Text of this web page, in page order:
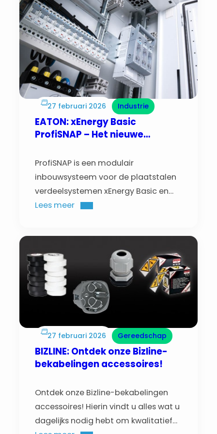
27 februari 2026 Industrie
EATON: xEnergy Basic
ProfiSNAP – Het nieuwe
ProfiSNAP is een modulair
inbouwsysteem voor de plaatstalen
verdeelsystemen xEnergy Basic en
xEnergy Light van Eaton.
Lees meer
27 februari 2026 Gereedschap
BIZLINE: Ontdek onze Bizline-
bekabelingen accessoires!
Ontdek onze Bizline-bekabelingen
accessoires! Hierin vindt u alles wat u
dagelijks nodig hebt om kwalitatief